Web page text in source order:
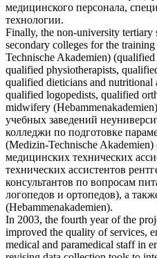
медицинского персонала,
технологии.
Finally, the non-university tertiary
secondary colleges for the
Technische Akademien) (qualified
qualified physiotherapists,
qualified dieticians and nutritional
qualified logopedists, qualified
midwifery
учебных заведений
колледжи по подготовке
(Medizin-Technische
медицинских технических
технических ассистентов
консультантов по вопросам
логопедов и ортопедов), а
(Hebammenakademien).
In 2003, the fourth year of the
improved the quality of services,
medical and paramedical staff in